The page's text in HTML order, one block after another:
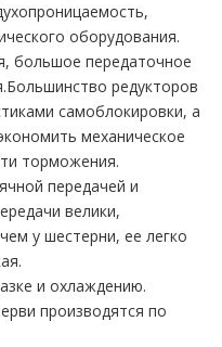
оборудования.
большое передаточное
редукторов
самоблокировки, а
механическое
торможения.
передачей и
велики,
у шестерни, ее легко
и охлаждению.
производятся по